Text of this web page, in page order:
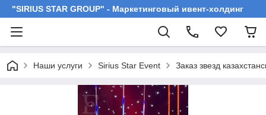
"SIRIUS STAR GROUP" - Маркетинговый ивент-холдинг
Наши услуги Sirius Star Event Заказ звезд